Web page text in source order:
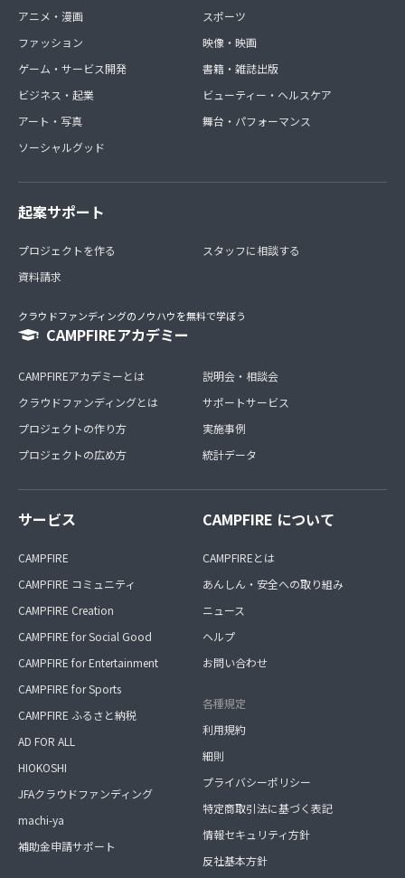
アニメ・漫画
ファッション
ゲーム・サービス開発
ビジネス・起業
アート・写真
ソーシャルグッド
スポーツ
映像・映画
書籍・雑誌出版
ビューティー・ヘルスケア
舞台・パフォーマンス
起案サポート
プロジェクトを作る
資料請求
スタッフに相談する
クラウドファンディングのノウハウを無料で学ぼう
CAMPFIREアカデミー
CAMPFIREアカデミーとは
クラウドファンディングとは
プロジェクトの作り方
プロジェクトの広め方
説明会・相談会
サポートサービス
実施事例
統計データ
サービス
CAMPFIRE
CAMPFIRE コミュニティ
CAMPFIRE Creation
CAMPFIRE for Social Good
CAMPFIRE for Entertainment
CAMPFIRE for Sports
CAMPFIRE ふるさと納税
AD FOR ALL
HIOKOSHI
JFAクラウドファンディング
machi-ya
補助金申請サポート
CAMPFIRE について
CAMPFIREとは
あんしん・安全への取り組み
ニュース
ヘルプ
お問い合わせ
各種規定
利用規約
細則
プライバシーポリシー
特定商取引法に基づく表記
情報セキュリティ方針
反社基本方針